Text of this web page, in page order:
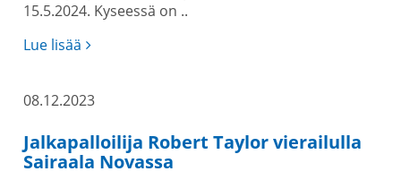
15.5.2024. Kyseessä on ..
Lue lisää
08.12.2023
Jalkapalloilija Robert Taylor vierailulla
Sairaala Novassa